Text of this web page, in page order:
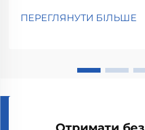
кажучи, ефірні олії
ПЕРЕГЛЯНУТИ БІЛЬШЕ